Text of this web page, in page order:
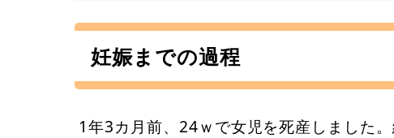
妊娠までの過程
1年3カ月前、24ｗで女児を死産しました